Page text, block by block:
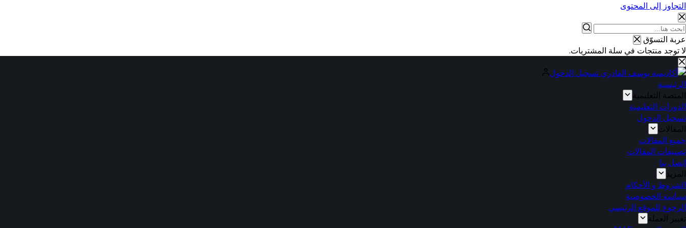
التجاوز إلى المحتوى
عربة التسوّق
لا توجد منتجات في سلة المشتريات.
تسجيل الدخول
الرئيسية
المنصة التعليمية
الدورات التعليمية
تسجيل الدخول
المقالات
جميع المقالات
تصنيفات المقالات
إتصل بنا
المزيد
الشروط و الأحكام
سياسة الخصوصية
الرجوع للموقع الرئيسي
تغيير العملة